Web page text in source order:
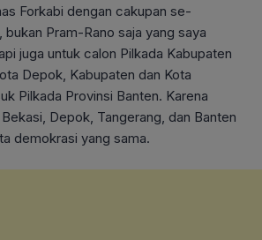
Forkabi dengan cakupan se-
Pram-Rano saja yang saya
juga untuk calon Pilkada Kabupaten
Depok, Kabupaten dan Kota
Pilkada Provinsi Banten. Karena
Depok, Tangerang, dan Banten
demokrasi yang sama.